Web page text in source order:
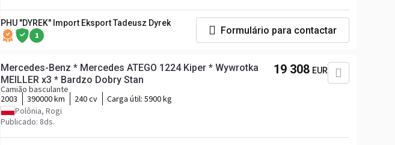
PHU "DYREK" Import Eksport Tadeusz Dyrek
1 Formulário para contactar
Mercedes-Benz * Mercedes ATEGO 1224 Kiper * Wywrotka
MEILLER x3 * Bardzo Dobry Stan
Camião basculante
2003
390000 km 240 cv Carga útil: 5900 kg
Polônia, Rogi
Publicado: 8ds.
19 308 EUR